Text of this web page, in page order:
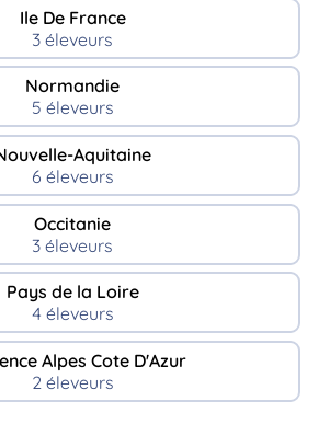
Ile De France
3 éleveurs
Normandie
5 éleveurs
Aquitaine
6 éleveurs
Occitanie
3 éleveurs
Pays de la Loire
4 éleveurs
Alpes Cote D'Azur
2 éleveurs